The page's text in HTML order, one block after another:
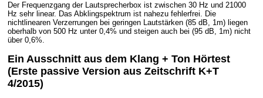
Der Frequenzgang der Lautsprecherbox ist zwischen 30 Hz und 21000
Hz sehr linear. Das Abklingspektrum ist nahezu fehlerfrei. Die
nichtlinearen Verzerrungen bei geringen Lautstärken (85 dB, 1m) liegen
oberhalb von 500 Hz unter 0,4% und steigen auch bei (95 dB, 1m) nicht
über 0,6%.
Ein Ausschnitt aus dem Klang + Ton Hörtest
(Erste passive Version aus Zeitschrift K+T
4/2015)